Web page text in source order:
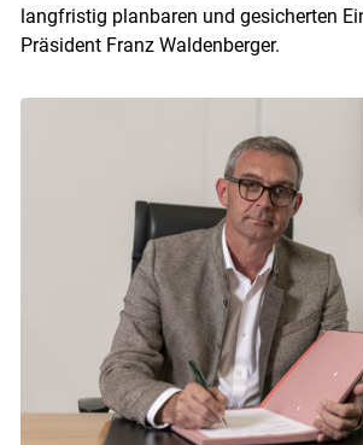
langfristig planbaren und gesicherten
Präsident Franz Waldenberger.